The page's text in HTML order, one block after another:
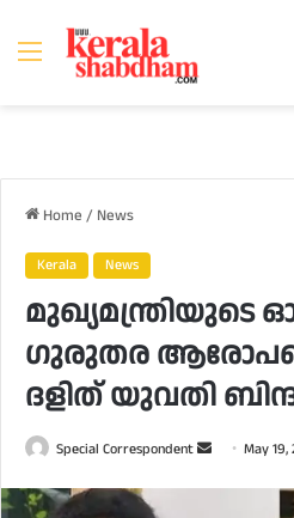
Menu
Home / News
Kerala News
മുഖ്യമന്ത്രിയുടെ
ഗുരുതര
ദളിത് യുവതി
Special Correspondent
Send May 19,